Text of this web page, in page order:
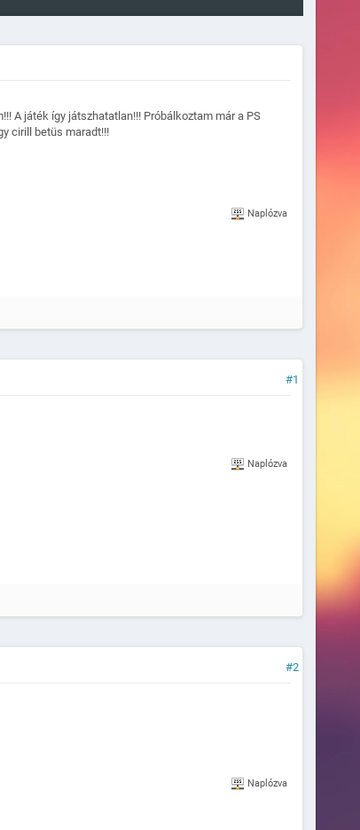
A játék így játszhatatlan!!! Próbálkoztam már a PS
cirill betüs maradt!!!
Naplózva
#1
Naplózva
#2
Naplózva